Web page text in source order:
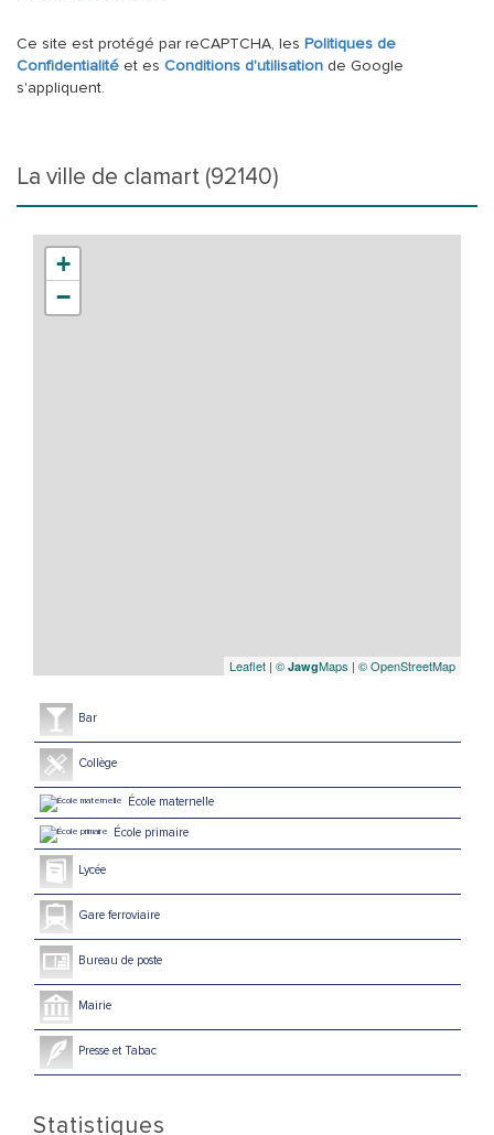
Ce site est protégé par reCAPTCHA, les Politiques de
Confidentialité et es Conditions d'utilisation de Google
s'appliquent.
la ville de clamart (92140)
+
−
Leaflet | © JawgMaps | © OpenStreetMap
Bar
Collège
École maternelle
École primaire
Lycée
Gare ferroviaire
Bureau de poste
Mairie
Presse et Tabac
Statistiques